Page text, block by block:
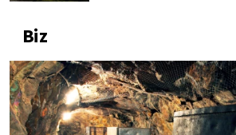
Biz